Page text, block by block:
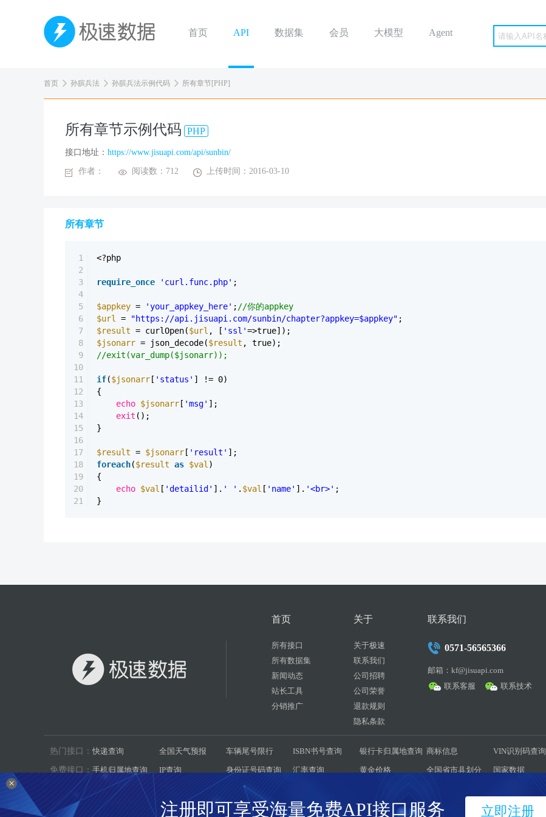
首页 API 数据集 会员 大模型 Agent
首页 孙膑兵法 孙膑兵法示例代码 所有章节[PHP]
所有章节示例代码 PHP
接口地址： https://www.jisuapi.com/api/sunbin/
作者： 阅读数：712 上传时间：2016-03-10
所有章节
1
2
3
4
5
6
7
8
9
10
11
12
13
14
15
16
17
18
19
20
21
<?php
require_once 'curl.func.php' ;
$appkey = 'your_appkey_here' ; //你的appkey
$url
= "https://api.jisuapi.com/sunbin/chapter?appkey=$appkey" ;
$result = curlOpen($url , [ 'ssl'=>true]);
$jsonarr = json_decode($result , true);
//exit(var_dump($jsonarr));
if($jsonarr [ 'status' ] != 0)
{
echo $jsonarr [ 'msg' ];
exit ();
}
$result = $jsonarr [ 'result' ];
foreach($result as $val )
{
echo $val [ 'detailid' ]. ' ' . $val [ 'name' ]. '<br>' ;
}
×
注册即可享受海量免费API接口服务 立即注册
首页
所有接口
所有数据集
新闻动态
站长工具
分销推广
关于
关于极速
联系我们
公司招聘
公司荣誉
退款规则
隐私条款
联系我们
0571-56565366
邮箱：kf@jisuapi.com
联系客服
联系技术
热门接口： 快递查询 全国天气预报 车辆尾号限行 ISBN书号查询 银行卡归属地查询 商标信息 VIN识别码查询
免费接口： 手机归属地查询 IP查询 身份证号码查询 汇率查询 黄金价格 全国省市县划分 国家数据
数据集： 机动车环保信息 汽车燃料消耗量